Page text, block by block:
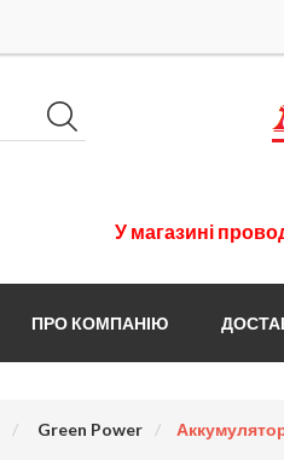
У магазині
ПРО КОМПАНІЮ
Green Power